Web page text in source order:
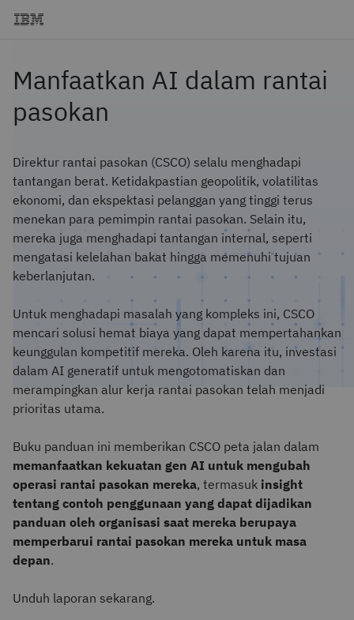
Manfaatkan AI dalam rantai
pasokan
Direktur rantai pasokan (CSCO) selalu menghadapi
tantangan berat. Ketidakpastian geopolitik, volatilitas
ekonomi, dan ekspektasi pelanggan yang tinggi terus
menekan para pemimpin rantai pasokan. Selain itu,
mereka juga menghadapi tantangan internal, seperti
mengatasi kelelahan bakat hingga memenuhi tujuan
keberlanjutan.
Untuk menghadapi masalah yang kompleks ini, CSCO
mencari solusi hemat biaya yang dapat mempertahankan
keunggulan kompetitif mereka. Oleh karena itu, investasi
dalam AI generatif untuk mengotomatiskan dan
merampingkan alur kerja rantai pasokan telah menjadi
prioritas utama.
Buku panduan ini memberikan CSCO peta jalan dalam
memanfaatkan kekuatan gen AI untuk mengubah
operasi rantai pasokan mereka, termasuk insight
tentang contoh penggunaan yang dapat dijadikan
panduan oleh organisasi saat mereka berupaya
memperbarui rantai pasokan mereka untuk masa
depan.
Unduh laporan sekarang.